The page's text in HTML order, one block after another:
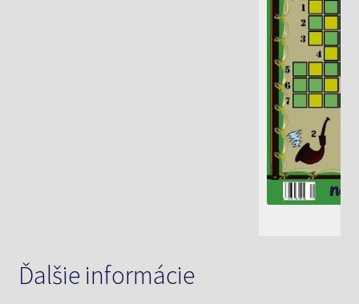
Ďalšie informácie